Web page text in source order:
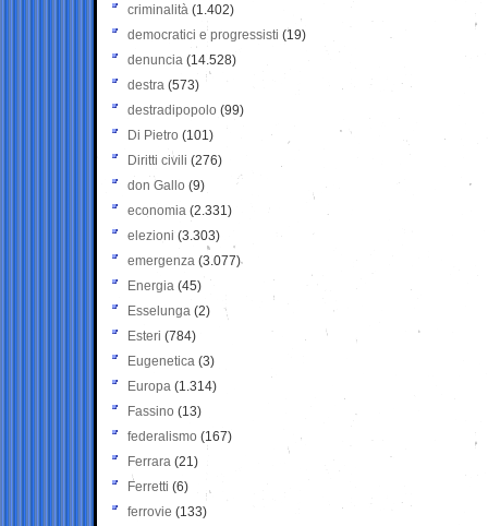
criminalità (1.402)
democratici e progressisti (19)
denuncia (14.528)
destra (573)
destradipopolo (99)
Di Pietro (101)
Diritti civili (276)
don Gallo (9)
economia (2.331)
elezioni (3.303)
emergenza (3.077)
Energia (45)
Esselunga (2)
Esteri (784)
Eugenetica (3)
Europa (1.314)
Fassino (13)
federalismo (167)
Ferrara (21)
Ferretti (6)
ferrovie (133)